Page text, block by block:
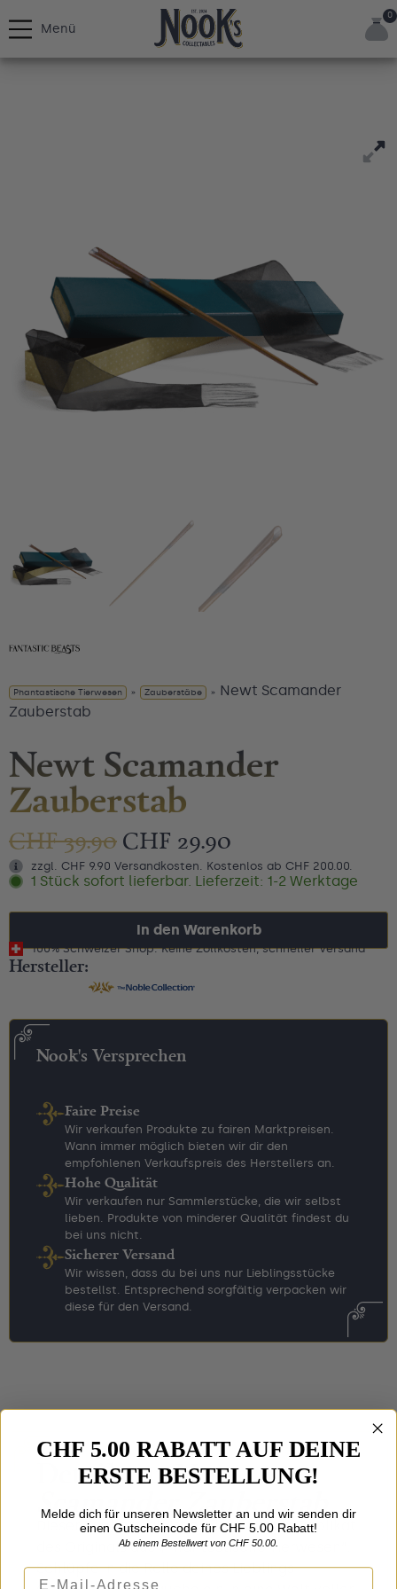
0
Menü
Phantastische Tierwesen » Zauberstäbe » Newt Scamander
Zauberstab
Newt Scamander
Zauberstab
CHF39.90 CHF 29.90
zzgl. CHF 9.90 Versandkosten. Kostenlos ab CHF 200.00.
1 Stück sofort lieferbar. Lieferzeit: 1-2 Werktage
In den Warenkorb
100% Schweizer Shop: Keine Zollkosten, schneller Versand
Hersteller:
Nook's Versprechen
Faire Preise
Wir verkaufen Produkte zu fairen Marktpreisen.
Wann immer möglich bieten wir dir den
empfohlenen Verkaufspreis des Herstellers an.
Hohe Qualität
Wir verkaufen nur Sammlerstücke, die wir selbst
lieben. Produkte von minderer Qualität findest du
bei uns nicht.
Sicherer Versand
Wir wissen, dass du bei uns nur Lieblingsstücke
bestellst. Entsprechend sorgfältig verpacken wir
diese für den Versand.
Details zuNewt
Scamander Zauberstab
Dieser Zauberstab ist ein lizenziertes Replikat
des Originals aus „Phantastische Tierwesen“.
Schlüpfe in die Rolle deines Lieblings-
CHF 5.00 RABATT AUF DEINE
ERSTE BESTELLUNG!
Melde dich für unseren Newsletter an und wir senden dir
einen Gutscheincode für CHF 5.00 Rabatt!
Ab einem Bestellwert von CHF 50.00.
E-Mail-Adresse